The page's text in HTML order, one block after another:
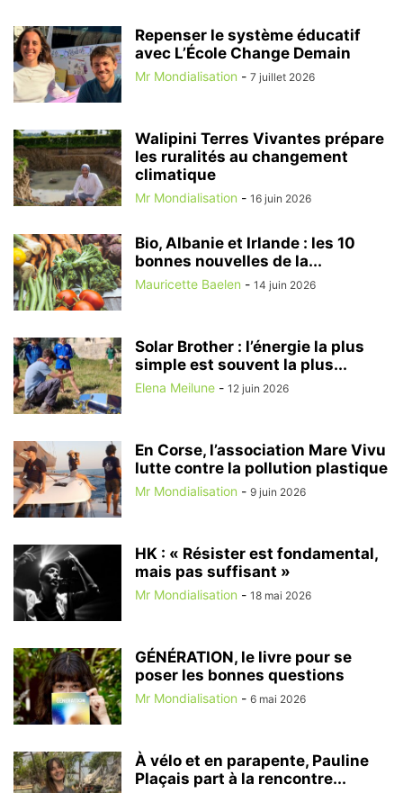
Repenser le système éducatif
avec L’École Change Demain
Mr Mondialisation - 7 juillet 2026
Walipini Terres Vivantes prépare
les ruralités au changement
climatique
Mr Mondialisation - 16 juin 2026
Bio, Albanie et Irlande : les 10
bonnes nouvelles de la...
Mauricette Baelen - 14 juin 2026
Solar Brother : l’énergie la plus
simple est souvent la plus...
Elena Meilune - 12 juin 2026
En Corse, l’association Mare Vivu
lutte contre la pollution plastique
Mr Mondialisation - 9 juin 2026
HK : « Résister est fondamental,
mais pas suffisant »
Mr Mondialisation - 18 mai 2026
GÉNÉRATION, le livre pour se
poser les bonnes questions
Mr Mondialisation - 6 mai 2026
À vélo et en parapente, Pauline
Plaçais part à la rencontre...